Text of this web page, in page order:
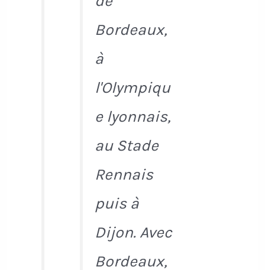
Bordeaux,
à
l'Olympiqu
e lyonnais,
au Stade
Rennais
puis à
Dijon. Avec
Bordeaux,